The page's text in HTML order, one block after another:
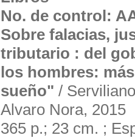
No. de control:
Sobre falacias,
tributario : del
los hombres:
sueño" /
Alvaro Nora, 2015
365 p.; 23 cm. ;